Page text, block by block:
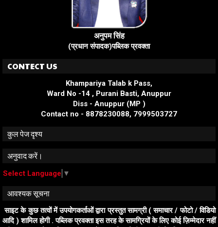
अनुपम सिंह
(प्रधान संपादक)पब्लिक प्रवक्ता
CONTECT US
Khampariya Talab k Pass,
Ward No -14 , Purani Basti, Anuppur
Diss - Anuppur (MP )
Contact no - 8878230088, 7999503727
कुल पेज दृश्य
अनुवाद करें।
Select Language ▼
आवश्यक सूचना
साइट के कुछ तत्वों में उपयोगकर्ताओं द्वारा प्रस्तुत सामग्री ( समाचार / फोटो / विडियो
आदि ) शामिल होगी . पब्लिक प्रवक्ता इस तरह के सामग्रियों के लिए कोई ज़िम्मेदार नहीं